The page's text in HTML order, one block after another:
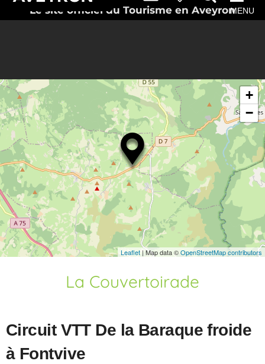
Le site officiel du Tourisme en AveyronMENU
+
−
Leaflet | Map data ©OpenStreetMap contributors
La Couvertoirade
Circuit VTT De la Baraque froide
à Fontvive